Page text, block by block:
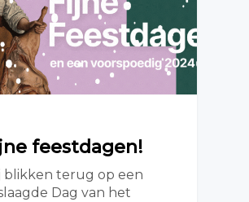
feestdagen!
blikken terug op een
Dag van het